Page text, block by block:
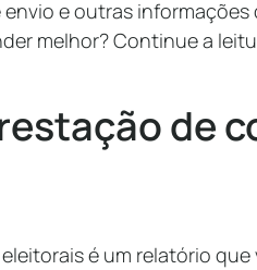
e outras
melhor? Continue a
de
é um relatório